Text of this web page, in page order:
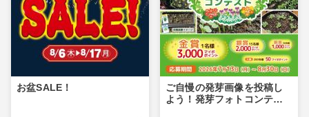
お盆SALE！
ご自慢の発芽画像を投稿し
よう！発芽フォトコンテス